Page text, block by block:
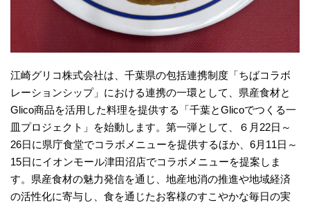
江崎グリコ株式会社は、千葉県の包括連携制度「ちばコラボ
レーションシップ」における連携の一環として、県産食材と
Glico商品を活用した料理を提供する「千葉とGlicoでつくる一
皿プロジェクト」を始動します。第一弾として、６月22日～
26日に県庁食堂でコラボメニューを提供するほか、6月11日～
15日にイオンモール津田沼店でコラボメニューを提案しま
す。県産食材の魅力発信を通じ、地産地消の推進や地域経済
の活性化に寄与し、食を通じたお客様のすこやかな毎日の実